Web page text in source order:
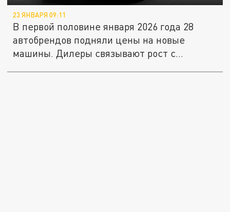
23 ЯНВАРЯ 09:11
В первой половине января 2026 года 28
автобрендов подняли цены на новые
машины. Дилеры связывают рост с...